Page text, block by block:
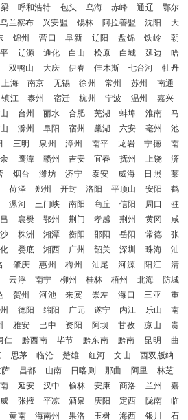
呼和浩特 包头 乌海 赤峰 通辽
鄂尔
乌兰察布 兴安盟 锡林 阿拉善盟 沈阳
大
锦州 营口 阜新 辽阳 盘锦 铁岭
朝
辽源 通化 白山 松原 白城 延边
哈
双鸭山 大庆 伊春 佳木斯 七台河
牡丹
上海 南京 无锡 徐州 常州 苏州
南通
镇江 泰州 宿迁 杭州 宁波 温州
嘉兴
台州 丽水 合肥 芜湖 蚌埠 淮南
马
滁州 阜阳 宿州 巢湖 六安 亳州
池
三明 泉州 漳州 南平 龙岩 宁德
南
鹰潭 赣州 吉安 宜春 抚州 上饶
济
烟台 潍坊 济宁 泰安 威海 日照
莱
荷泽 郑州 开封 洛阳 平顶山 安阳
鹤
漯河 三门峡 南阳 商丘 信阳 周口
驻
襄樊 鄂州 荆门 孝感 荆州 黄冈
咸
株洲 湘潭 衡阳 邵阳 岳阳 常德
张
娄底 湘西 广州 韶关 深圳 珠海
汕
肇庆 惠州 梅州 汕尾 河源 阳江
清
云浮 南宁 柳州 桂林 梧州 北海
防城
贺州 河池 来宾 崇左 海口 三亚
重
德阳 绵阳 广元 遂宁 内江 乐山
南
雅安 巴中 资阳 阿坝 甘孜 凉山
贵
仁 黔西南 毕节 黔东南 黔南 昆明
曲
思茅 临沧 楚雄 红河 文山
西双版纳
昌都 山南 日喀则 那曲 阿里
林芝
延安 汉中 榆林 安康 商洛 兰州
嘉
张掖 平凉 酒泉 庆阳 定西 陇南
临
黄南 海南州 果洛 玉树 海西 银川 石